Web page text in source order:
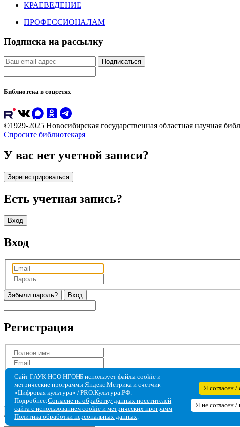
КРАЕВЕДЕНИЕ
ПРОФЕССИОНАЛАМ
Подписка на рассылку
Подписаться
Библиотека в соцсетях
©1929-2025 Новосибирская государственная областная научная
Спросите библиотекаря
У вас нет учетной записи?
Зарегистрироваться
Есть учетная запись?
Вход
Вход
Забыли пароль?
Регистрация
Сайт ГАУК НСО НГОНБ использует файлы cookie и
метрические программы Яндекс.Метрика и счетчик
«Цифровая культура» / PRO.Культура.РФ.
Подробнее:Согласие на обработку данных посетителей
сайта с использованием cookie и метрических программ
Политика обработки персональных данных
Я согласен /
Я не согласен /